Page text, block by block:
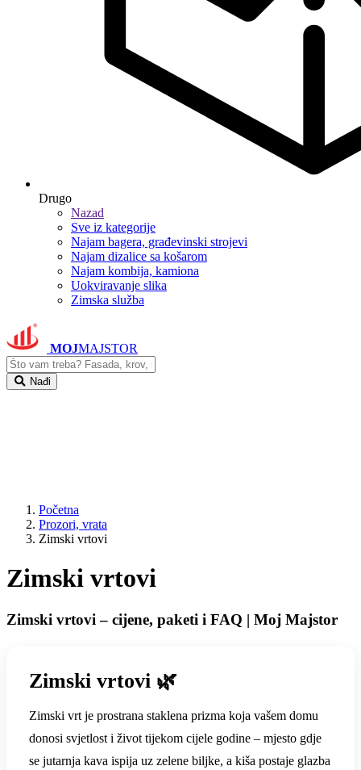
Drugo
Nazad
Sve iz kategorije
Najam bagera, građevinski strojevi
Najam dizalice sa košarom
Najam kombija, kamiona
Uokviravanje slika
Zimska služba
MOJMAJSTOR
Nađi
Početna
Prozori, vrata
Zimski vrtovi
Zimski vrtovi
Zimski vrtovi – cijene, paketi i FAQ | Moj Majstor
Zimski vrtovi 🌿
Zimski vrt je prostrana staklena prizma koja vašem domu
donosi svjetlost i život tijekom cijele godine – mjesto gdje
se jutarnja kava ispija uz zelene biljke, a kiša postaje glazba